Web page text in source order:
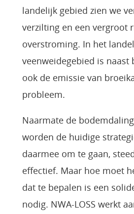
landelijk gebied zien we
verzilting en een vergroot
overstroming. In het
veenweidegebied is naast
ook de emissie van
probleem.
Naarmate de
worden de huidige
daarmee om te gaan,
effectief. Maar hoe moet
dat te bepalen is een
nodig. NWA-LOSS werkt